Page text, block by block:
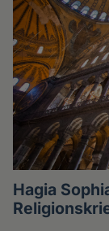
Hagia